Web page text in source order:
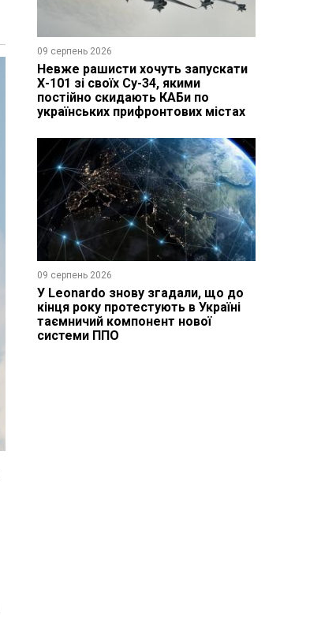
09 серпень 2026
Невже рашисти хочуть запускати
Х-101 зі своїх Су-34, якими
постійно скидають КАБи по
українських прифронтових містах
09 серпень 2026
У Leonardo знову згадали, що до
кінця року протестують в Україні
таємничий компонент нової
системи ППО